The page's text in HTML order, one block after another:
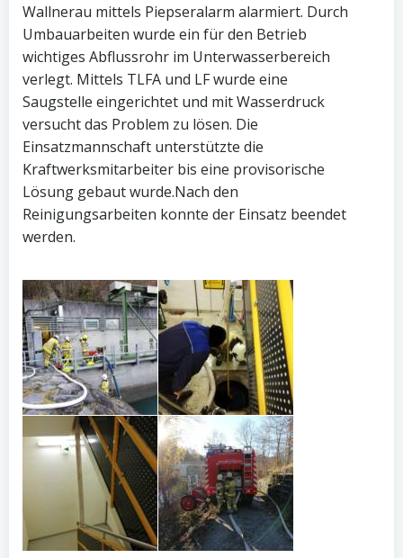
Wallnerau mittels Piepseralarm alarmiert. Durch
Umbauarbeiten wurde ein für den Betrieb
wichtiges Abflussrohr im Unterwasserbereich
verlegt. Mittels TLFA und LF wurde eine
Saugstelle eingerichtet und mit Wasserdruck
versucht das Problem zu lösen. Die
Einsatzmannschaft unterstützte die
Kraftwerksmitarbeiter bis eine provisorische
Lösung gebaut wurde.Nach den
Reinigungsarbeiten konnte der Einsatz beendet
werden.